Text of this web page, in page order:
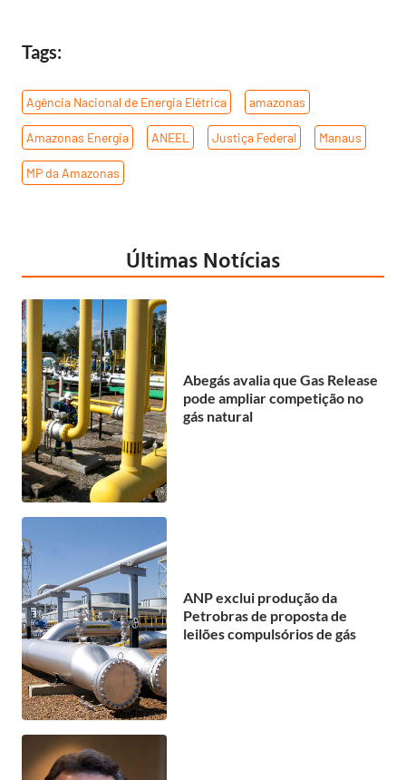
Tags:
Agência Nacional de Energia Elétrica amazonas
Amazonas Energia ANEEL Justiça Federal Manaus
MP da Amazonas
Últimas Notícias
Abegás avalia que Gas Release
pode ampliar competição no
gás natural
ANP exclui produção da
Petrobras de proposta de
leilões compulsórios de gás